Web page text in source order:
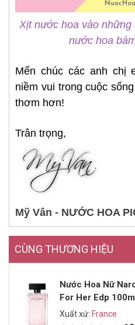
Xịt nước hoa vào
nước hoa
Mến chúc các anh chị
niềm vui trong cuộc
thơm hơn!
Trân trọng,
Mỹ Vân - NƯỚC HOA
CÙNG THƯƠNG HIỆU
Nước Hoa Nữ
For Her Edp
Xuất xứ: France